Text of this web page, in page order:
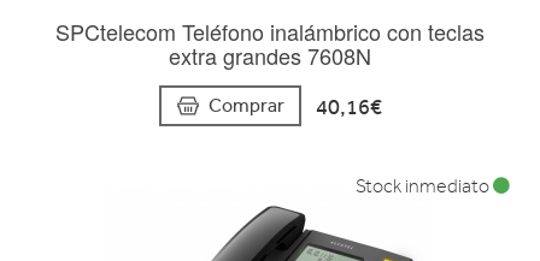
SPCtelecom Teléfono inalámbrico con teclas
extra grandes 7608N
Comprar 40,16€
Stock inmediato